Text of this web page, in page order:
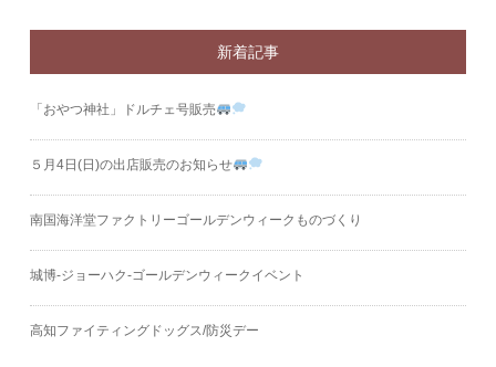
新着記事
「おやつ神社」ドルチェ号販売
５月4日(日)の出店販売のお知らせ
南国海洋堂ファクトリーゴールデンウィークものづくり
城博‐ジョーハク‐ゴールデンウィークイベント
高知ファイティングドッグス/防災デー